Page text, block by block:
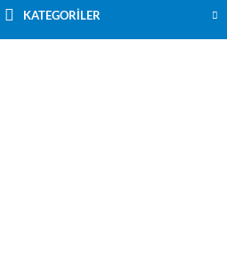
KATEGORİLER